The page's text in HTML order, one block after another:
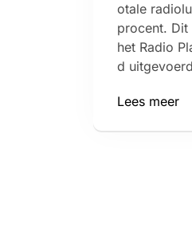
otale
procent. Dit
het Radio
d
Lees meer